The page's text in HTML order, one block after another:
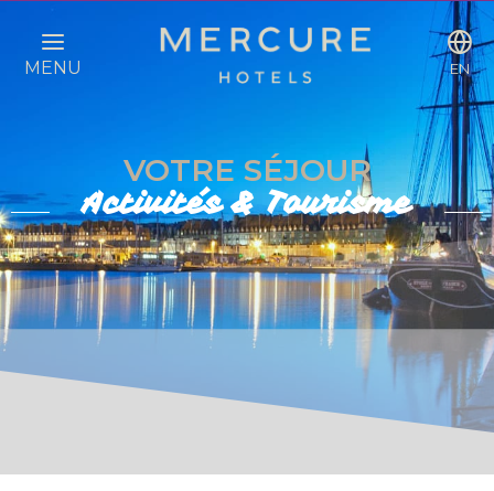
MENU EN
VOTRE SÉJOUR
Activités & Tourisme